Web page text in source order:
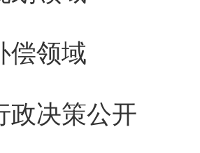
偿领域
政决策公开